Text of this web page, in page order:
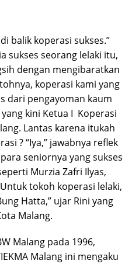
balik koperasi sukses.”
sukses seorang lelaki itu,
dengan mengibaratkan
koperasi kami yang
dari pengayoman kaum
kini Ketua I Koperasi
Lantas karena itukah
? “Iya,” jawabnya reflek
seniornya yang sukses
Murzia Zafri Ilyas,
tokoh koperasi lelaki,
Hatta,” ujar Rini yang
Malang.
Malang pada 1996,
Malang ini mengaku